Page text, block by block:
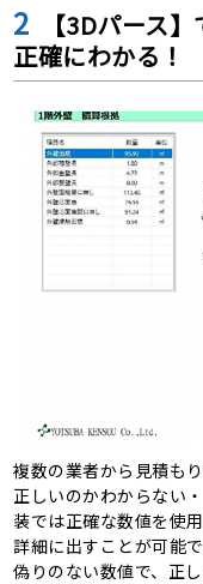
2
【3Dパース
正確にわかる！
複数の業者から見積も
正しいのかわからない
装では正確な数値を使
詳細に出すことが可能で
偽りのない数値で、正